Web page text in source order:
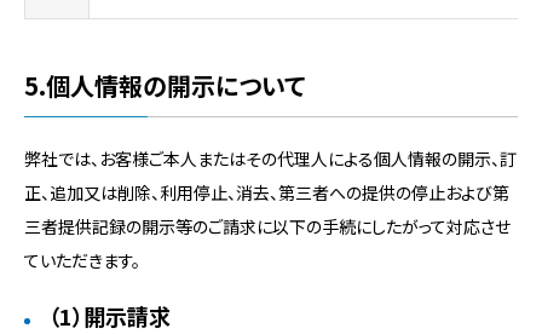
5.個人情報の開示について
弊社では、お客様ご本人またはその代理人による個人情報の開示、訂
正、追加又は削除、利用停止、消去、第三者への提供の停止および第
三者提供記録の開示等のご請求に以下の手続にしたがって対応させ
ていただきます。
（1）開示請求